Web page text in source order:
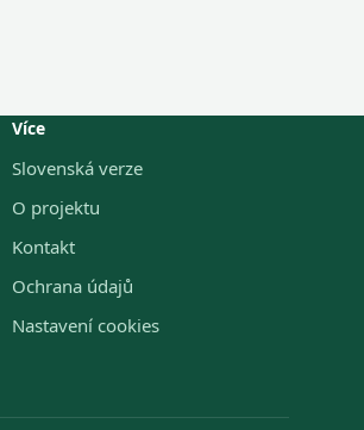
Více
Slovenská verze
O projektu
Kontakt
Ochrana údajů
Nastavení cookies